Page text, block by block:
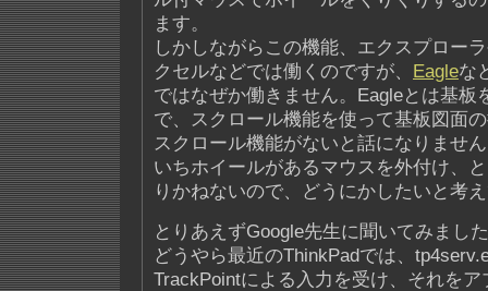
ます。
しかしながらこの機能、エクスプロー
クセルなどでは働くのですが、 Eagleな
ではなぜか働きません。Eagleとは基板
で、スクロール機能を使って基板図面
スクロール機能がないと話になりませ
いちホイールがあるマウスを外付け、
りかねないので、どうにかしたいと考
とりあえずGoogle先生に聞いてみまし
どうやら最近のThinkPadでは、
TrackPointによる入力を受け、それを